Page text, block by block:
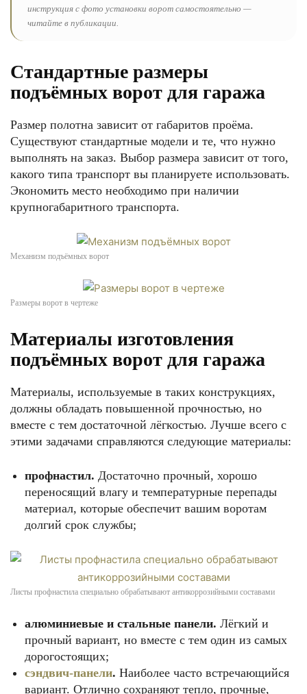
инструкция с фото установки ворот самостоятельно —
читайте в публикации.
Стандартные размеры
подъёмных ворот для гаража
Размер полотна зависит от габаритов проёма.
Существуют стандартные модели и те, что нужно
выполнять на заказ. Выбор размера зависит от того,
какого типа транспорт вы планируете использовать.
Экономить место необходимо при наличии
крупногабаритного транспорта.
Механизм подъёмных ворот
Размеры ворот в чертеже
Материалы изготовления
подъёмных ворот для гаража
Материалы, используемые в таких конструкциях,
должны обладать повышенной прочностью, но
вместе с тем достаточной лёгкостью. Лучше всего с
этими задачами справляются следующие материалы:
профнастил. Достаточно прочный, хорошо
переносящий влагу и температурные перепады
материал, которые обеспечит вашим воротам
долгий срок службы;
Листы профнастила специально обрабатывают антикоррозийными составами
алюминиевые и стальные панели. Лёгкий и
прочный вариант, но вместе с тем один из самых
дорогостоящих;
сэндвич-панели. Наиболее часто встречающийся
вариант. Отлично сохраняют тепло, прочные,